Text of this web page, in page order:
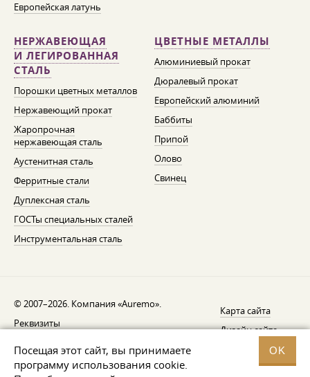
Посещая этот сайт, вы принимаете
программу использования cookie.
OK
Европейская латунь
НЕРЖАВЕЮЩАЯ
И ЛЕГИРОВАННАЯ
СТАЛЬ
Порошки цветных металлов
Нержавеющий прокат
Жаропрочная
нержавеющая сталь
Аустенитная сталь
Ферритные стали
Дуплексная сталь
ГОСТы специальных сталей
Инструментальная сталь
ЦВЕТНЫЕ МЕТАЛЛЫ
Алюминиевый прокат
Дюралевый прокат
Европейский алюминий
Баббиты
Припой
Олово
Свинец
© 2007–2026. Компания «Auremo».
Реквизиты
Уведомление об отзыве
Карта сайта
Дизайн сайта —